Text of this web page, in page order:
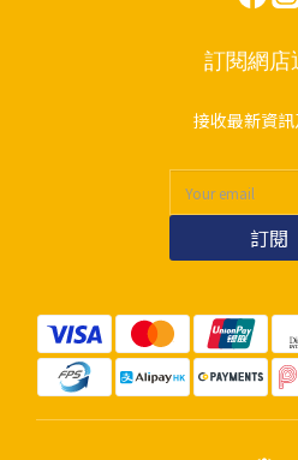
訂閱網店
接收最新資
訂閱